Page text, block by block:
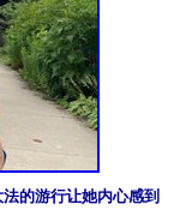
的游行让她内心感到